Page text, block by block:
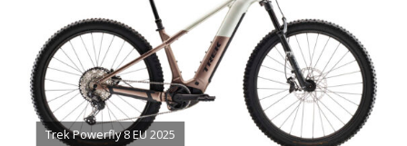
Trek Powerfly 8 EU 2025